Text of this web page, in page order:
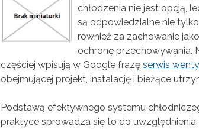
chłodzenia nie jest opcją,
są odpowiedzialne nie
również za zachowanie
ochronę przechowywania.
częściej wpisują w Google frazę serwis
obejmującej projekt, instalację i bieżące
Podstawą efektywnego systemu
praktyce sprowadza się to do